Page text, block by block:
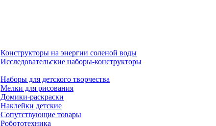
Конструкторы на энергии соленой воды
Исследовательские наборы-конструкторы
Наборы для детского творчества
Мелки для рисования
Домики-раскраски
Наклейки детские
Сопутствующие товары
Робототехника